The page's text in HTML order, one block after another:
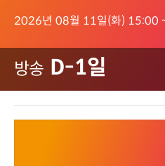
방송 D-1일
2026년 08월 11일(화) 15:00